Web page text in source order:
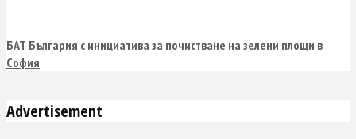
БАТ България с инициатива за почистване на зелени площи в
София
Advertisement